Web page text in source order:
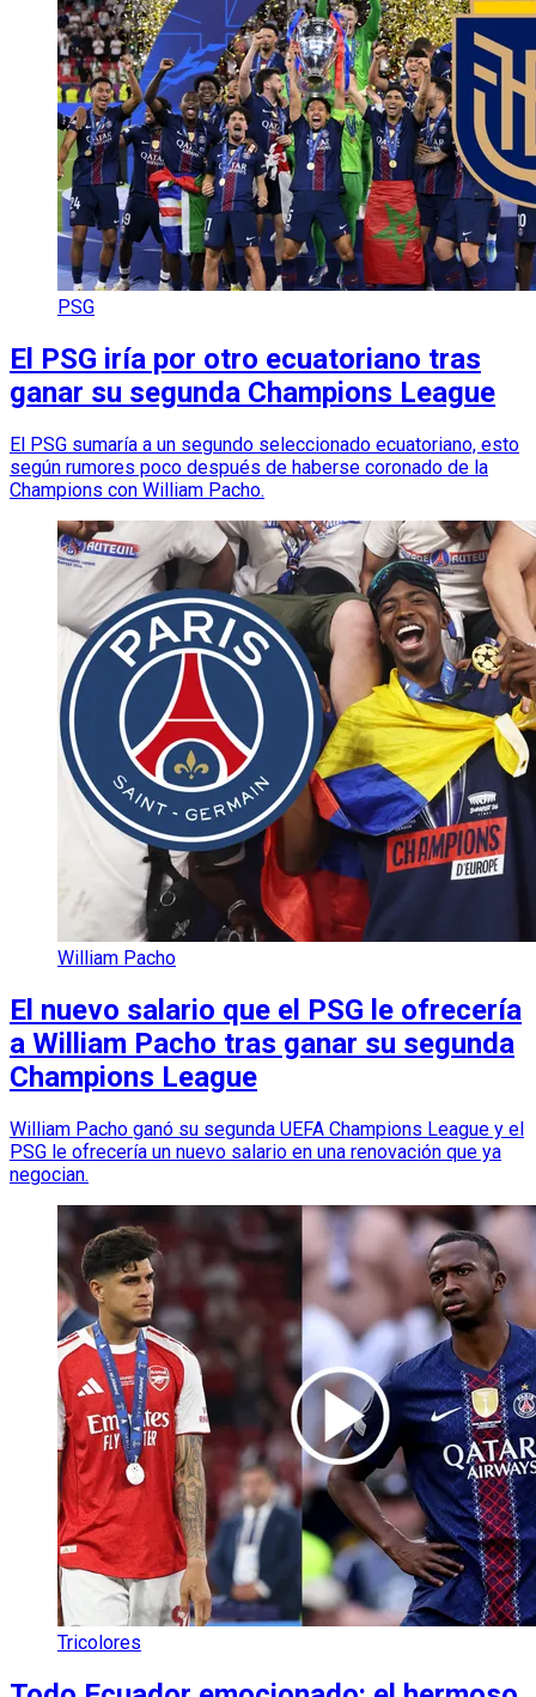
PSG
El PSG iría por otro ecuatoriano tras
ganar su segunda Champions League
El PSG sumaría a un segundo seleccionado ecuatoriano, esto
según rumores poco después de haberse coronado de la
Champions con William Pacho.
William Pacho
El nuevo salario que el PSG le ofrecería
a William Pacho tras ganar su segunda
Champions League
William Pacho ganó su segunda UEFA Champions League y el
PSG le ofrecería un nuevo salario en una renovación que ya
negocian.
Tricolores